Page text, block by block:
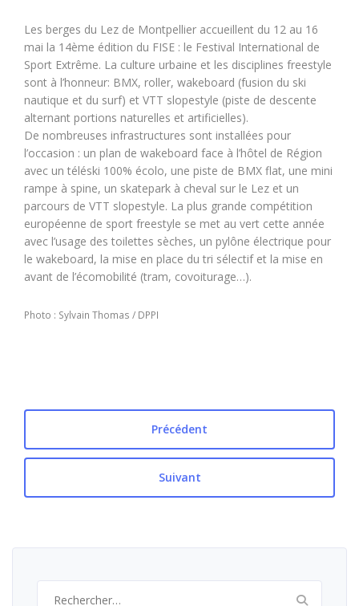
Les berges du Lez de Montpellier accueillent du 12 au 16
mai la 14ème édition du FISE : le Festival International de
Sport Extrême. La culture urbaine et les disciplines freestyle
sont à l’honneur: BMX, roller, wakeboard (fusion du ski
nautique et du surf) et VTT slopestyle (piste de descente
alternant portions naturelles et artificielles).
De nombreuses infrastructures sont installées pour
l’occasion : un plan de wakeboard face à l’hôtel de Région
avec un téléski 100% écolo, une piste de BMX flat, une mini
rampe à spine, un skatepark à cheval sur le Lez et un
parcours de VTT slopestyle. La plus grande compétition
européenne de sport freestyle se met au vert cette année
avec l’usage des toilettes sèches, un pylône électrique pour
le wakeboard, la mise en place du tri sélectif et la mise en
avant de l’écomobilité (tram, covoiturage…).
Photo : Sylvain Thomas / DPPI
Précédent
Suivant